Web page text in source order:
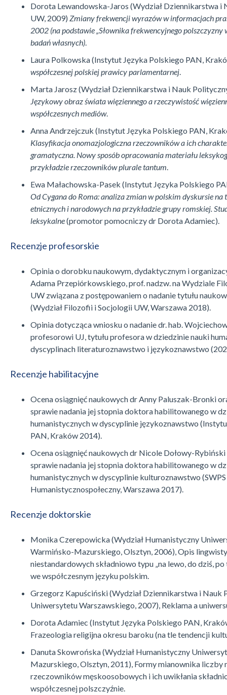
Dorota Lewandowska-Jaros (Wydział Dziennikarstwa i
UW, 2009) Zmiany frekwencji wyrazów w informacjach
2002 (na podstawie „Słownika frekwencyjnego polszczyzny
badań własnych)
Laura Polkowska (Instytut Języka Polskiego PAN,
współczesnej polskiej prawicy parlamentarnej
Marta Jarosz (Wydział Dziennikarstwa i Nauk
Językowy obraz świata więziennego a rzeczywistość
współczesnych mediów.
Anna Andrzejczuk (Instytut Języka Polskiego PAN,
Klasyfikacja onomazjologiczna rzeczowników a ich
gramatyczna. Nowy sposób opracowania materiału
przykładzie rzeczowników plurale tantum
Ewa Małachowska-Pasek (Instytut Języka Polskiego
Od Cygana do Roma: analiza zmian w polskim dyskursie na
etnicznych i narodowych na przykładzie grupy romskiej.
leksykalne(promotor pomocniczy dr Dorota Adamiec).
Recenzje profesorskie
Opinia o dorobku naukowym, dydaktycznym i
Adama Przepiórkowskiego, prof. nadzw. na Wydziale
UW związana z postępowaniem o nadanie tytułu
(Wydział Filozofii i Socjologii UW, Warszawa 2018).
Opinia dotycząca wniosku o nadanie dr. hab.
profesorowi UJ, tytułu profesora w dziedzinie nauki
dyscyplinach literaturoznawstwo i językoznawstwo
Recenzje habilitacyjne
Ocena osiągnięć naukowych dr Anny Paluszak-Bronki
sprawie nadania jej stopnia doktora habilitowanego w
humanistycznych w dyscyplinie językoznawstwo
PAN, Kraków 2014).
Ocena osiągnięć naukowych dr Nicole Dołowy-
sprawie nadania jej stopnia doktora habilitowanego w
humanistycznych w dyscyplinie kulturoznawstwo
Humanistycznospołeczny, Warszawa 2017).
Recenzje doktorskie
Monika Czerepowicka (Wydział Humanistyczny
Warmińsko-Mazurskiego, Olsztyn, 2006), Opis
niestandardowych składniowo typu „na lewo, do dziś, po
we współczesnym języku polskim.
Grzegorz Kapuściński (Wydział Dziennikarstwa i Nauk
Uniwersytetu Warszawskiego, 2007), Reklama a
Dorota Adamiec (Instytut Języka Polskiego PAN,
Frazeologia religijna okresu baroku (na tle tendencji
Danuta Skowrońska (Wydział Humanistyczny
Mazurskiego, Olsztyn, 2011), Formy mianownika liczby
rzeczowników męskoosobowych i ich uwikłania
współczesnej polszczyźnie.